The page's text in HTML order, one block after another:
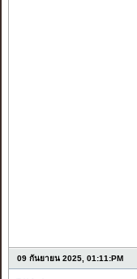
09 กันยายน 2025, 01:11:PM